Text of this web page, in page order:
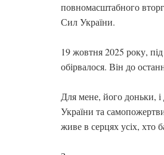
повномасштабного
Сил України.
19 жовтня 2025 року, під
обірвалося. Він до
Для мене, його доньки,
України та
живе в серцях усіх, хто